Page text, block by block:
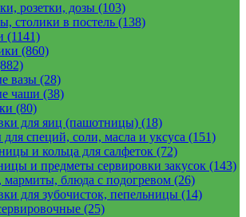
розетки, дозы (103)
столики в постель (138)
(1141)
(860)
вазы (28)
чаши (38)
(80)
для яиц (пашотницы) (18)
специй, соли, масла и уксуса (151)
и кольца для салфеток (72)
и предметы сервировки закусок (143)
блюда с подогревом (26)
для зубочисток, пепельницы (14)
(25)